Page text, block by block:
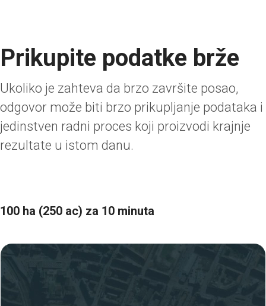
Prikupite podatke brže
Ukoliko je zahteva da brzo završite posao,
odgovor može biti brzo prikupljanje podataka i
jedinstven radni proces koji proizvodi krajnje
rezultate u istom danu.
100 ha (250 ac) za 10 minuta